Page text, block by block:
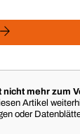
nicht mehr zum
Artikel
oder